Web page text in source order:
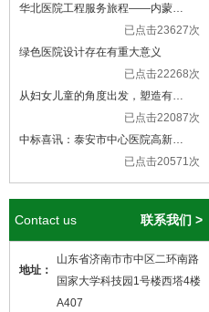
华北医院工程服务旅程——内蒙…
已点击23627次
绿色医院设计存在有重大意义
已点击22268次
从妇女儿童的角度出发，塑造有…
已点击22087次
中标喜讯：泰安市中心医院高新…
已点击20571次
Contact us 联系我们 >
地址：
山东省济南市市中区二环南路
国家大学科技园1号楼西塔4楼
A407